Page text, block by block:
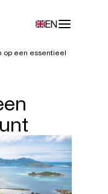
EN
op een essentieel